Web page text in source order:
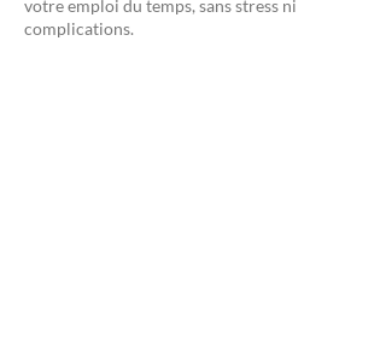
votre emploi du temps, sans stress ni
complications.